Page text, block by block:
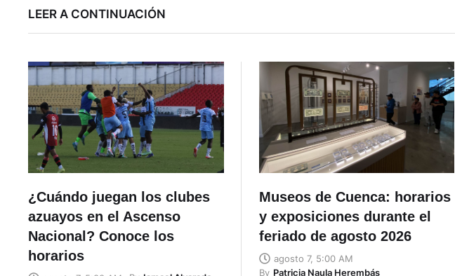
LEER A CONTINUACIÓN
¿Cuándo juegan los clubes
azuayos en el Ascenso
Nacional? Conoce los
horarios
Museos de Cuenca: horarios
y exposiciones durante el
feriado de agosto 2026
agosto 7, 5:00 AM
By Patricia Naula Herembás